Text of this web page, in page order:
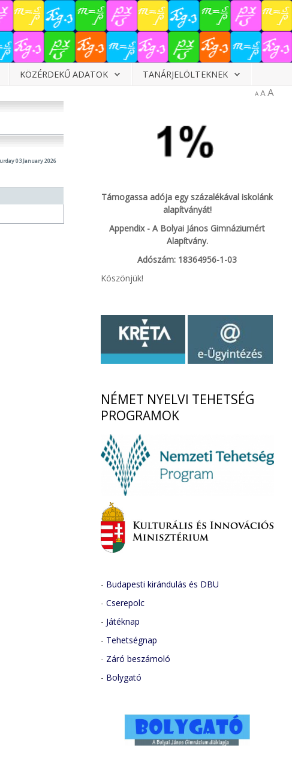
KÖZÉRDEKŰ ADATOK TANÁRJELÖLTEKNEK
A AA
03 January 2026
Támogassa adója egy százalékával iskolánk
alapítványát!
Appendix - A Bolyai János Gimnáziumért
Alapítvány.
Adószám: 18364956-1-03
Köszönjük!
NÉMET NYELVI TEHETSÉG
PROGRAMOK
- Budapesti kirándulás és DBU
- Cserepolc
- Játéknap
- Tehetségnap
- Záró beszámoló
- Bolygató